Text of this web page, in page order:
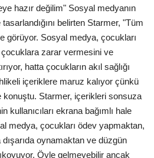
hazır değilim" Sosyal medyanın
belirten Starmer, "Tüm
görüyor. Sosyal medya, çocukları
zarar vermesini ve
hatta çocukların akıl sağlığı
içeriklere maruz kalıyor çünkü
konuştu. Starmer, içerikleri sonsuza
kullanıcıları ekrana bağımlı hale
medya, çocukları ödev yapmaktan,
oynamaktan ve düzgün
Öyle gelmeyebilir ancak